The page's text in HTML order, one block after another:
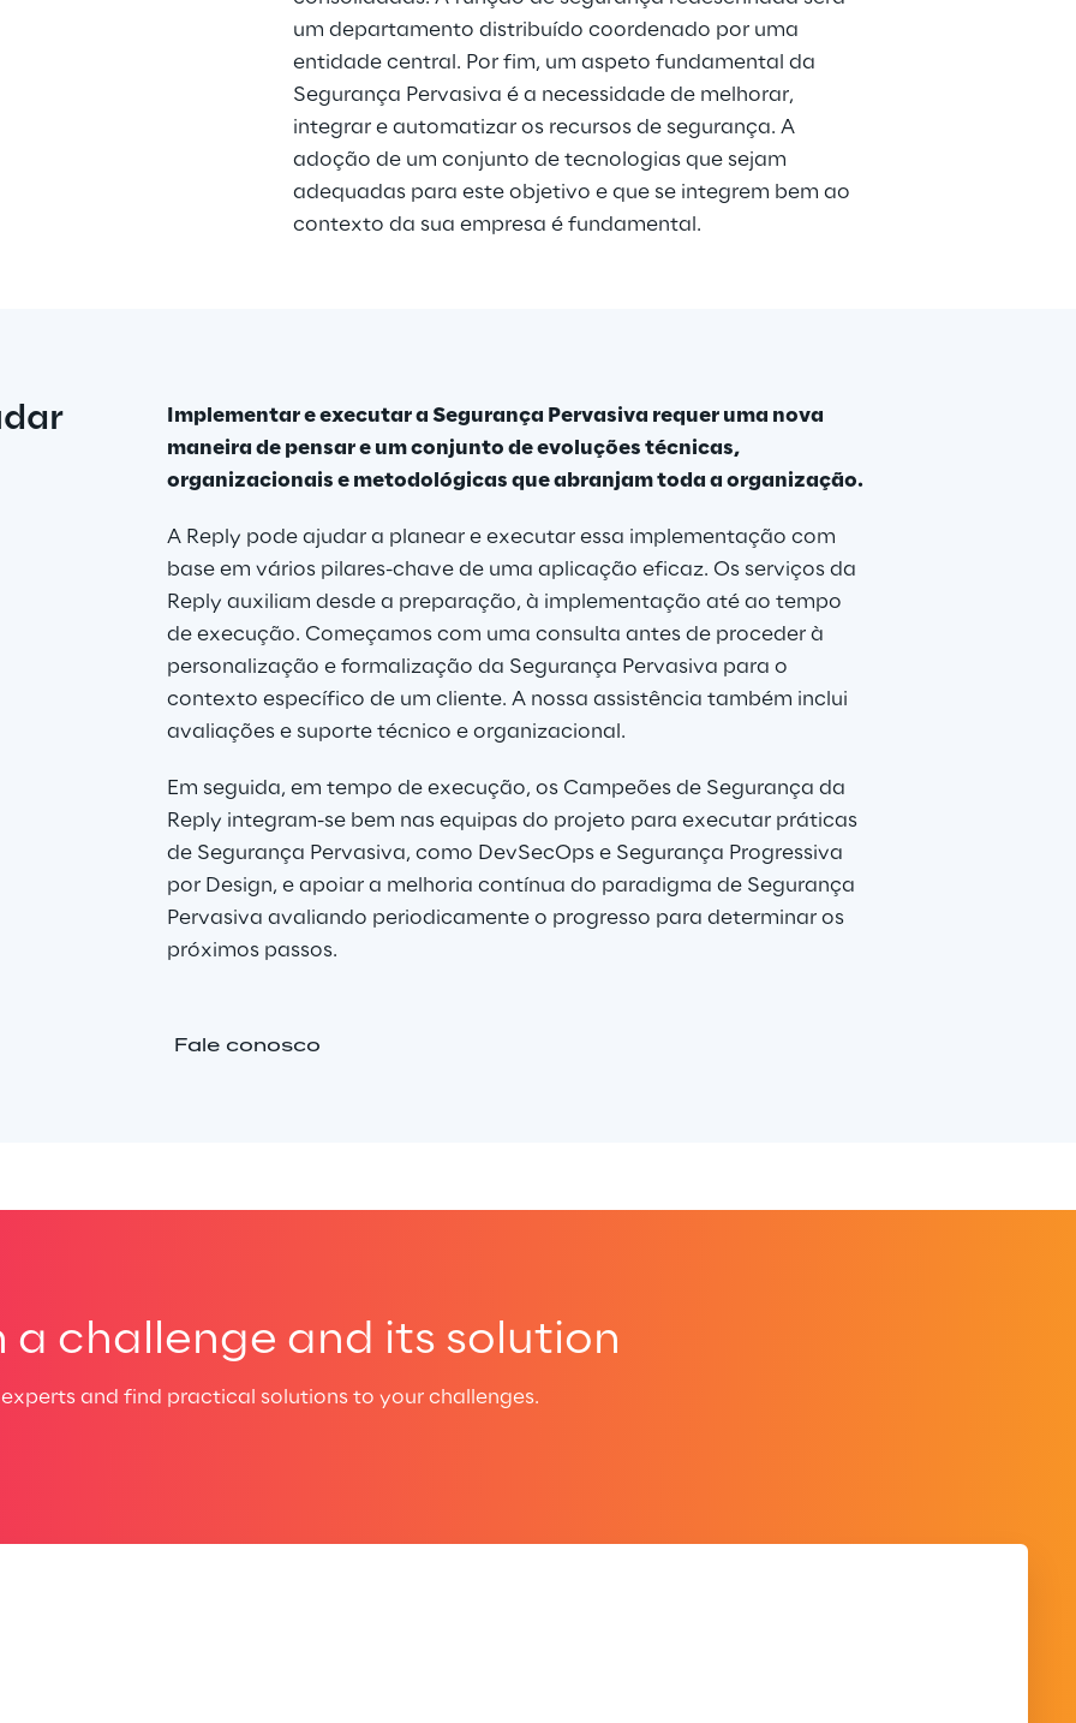
um departamento distribuído coordenado por uma
entidade central. Por fim, um aspeto fundamental da
Segurança Pervasiva é a necessidade de melhorar,
integrar e automatizar os recursos de segurança. A
adoção de um conjunto de tecnologias que sejam
adequadas para este objetivo e que se integrem bem ao
contexto da sua empresa é fundamental.
Implementar e executar a Segurança Pervasiva requer uma nova
maneira de pensar e um conjunto de evoluções técnicas,
organizacionais e metodológicas que abranjam toda a organização.
A Reply pode ajudar a planear e executar essa implementação com
base em vários pilares-chave de uma aplicação eficaz. Os serviços da
Reply auxiliam desde a preparação, à implementação até ao tempo
de execução. Começamos com uma consulta antes de proceder à
personalização e formalização da Segurança Pervasiva para o
contexto específico de um cliente. A nossa assistência também inclui
avaliações e suporte técnico e organizacional.
Em seguida, em tempo de execução, os Campeões de Segurança da
Reply integram-se bem nas equipas do projeto para executar práticas
de Segurança Pervasiva, como DevSecOps e Segurança Progressiva
por Design, e apoiar a melhoria contínua do paradigma de Segurança
Pervasiva avaliando periodicamente o progresso para determinar os
próximos passos.
Fale conosco
a challenge and its solution
and find practical solutions to your challenges.